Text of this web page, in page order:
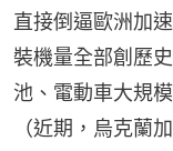
直接倒逼歐洲加
裝機量全部創歷
池、電動車大規
（近期，烏克蘭